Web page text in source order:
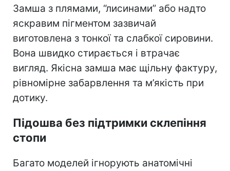
Замша з плямами, “лисинами” або надто
яскравим пігментом зазвичай
виготовлена з тонкої та слабкої сировини.
Вона швидко стирається і втрачає
вигляд. Якісна замша має щільну фактуру,
рівномірне забарвлення та м’якість при
дотику.
Підошва без підтримки склепіння
стопи
Багато моделей ігнорують анатомічні